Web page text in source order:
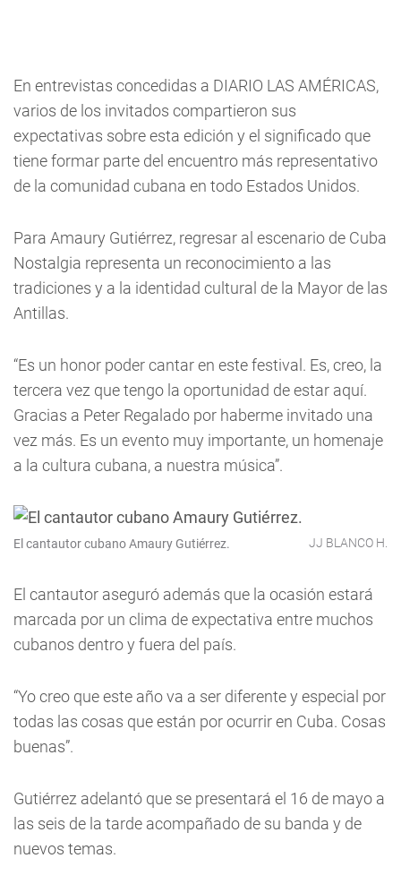
En entrevistas concedidas a DIARIO LAS AMÉRICAS,
varios de los invitados compartieron sus
expectativas sobre esta edición y el significado que
tiene formar parte del encuentro más representativo
de la comunidad cubana en todo Estados Unidos.
Para Amaury Gutiérrez, regresar al escenario de Cuba
Nostalgia representa un reconocimiento a las
tradiciones y a la identidad cultural de la Mayor de las
Antillas.
“Es un honor poder cantar en este festival. Es, creo, la
tercera vez que tengo la oportunidad de estar aquí.
Gracias a Peter Regalado por haberme invitado una
vez más. Es un evento muy importante, un homenaje
a la cultura cubana, a nuestra música”.
El cantautor cubano Amaury Gutiérrez. JJ BLANCO H.
El cantautor aseguró además que la ocasión estará
marcada por un clima de expectativa entre muchos
cubanos dentro y fuera del país.
“Yo creo que este año va a ser diferente y especial por
todas las cosas que están por ocurrir en Cuba. Cosas
buenas”.
Gutiérrez adelantó que se presentará el 16 de mayo a
las seis de la tarde acompañado de su banda y de
nuevos temas.